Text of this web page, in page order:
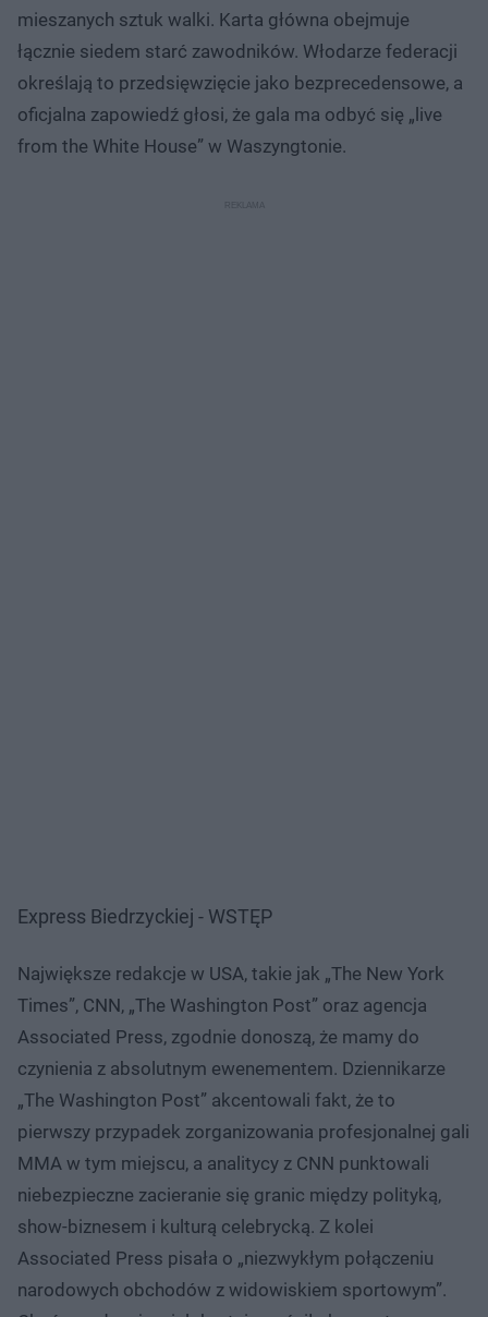
mieszanych sztuk walki. Karta główna obejmuje
łącznie siedem starć zawodników. Włodarze federacji
określają to przedsięwzięcie jako bezprecedensowe, a
oficjalna zapowiedź głosi, że gala ma odbyć się „live
from the White House” w Waszyngtonie.
Express Biedrzyckiej - WSTĘP
Największe redakcje w USA, takie jak „The New York
Times”, CNN, „The Washington Post” oraz agencja
Associated Press, zgodnie donoszą, że mamy do
czynienia z absolutnym ewenementem. Dziennikarze
„The Washington Post” akcentowali fakt, że to
pierwszy przypadek zorganizowania profesjonalnej gali
MMA w tym miejscu, a analitycy z CNN punktowali
niebezpieczne zacieranie się granic między polityką,
show-biznesem i kulturą celebrycką. Z kolei
Associated Press pisała o „niezwykłym połączeniu
narodowych obchodów z widowiskiem sportowym”.